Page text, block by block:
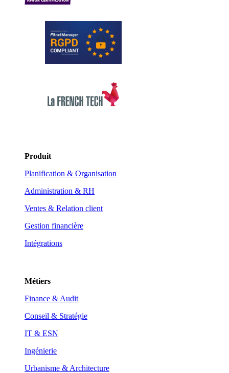
Produit
Planification & Organisation
Administration & RH
Ventes & Relation client
Gestion financière
Intégrations
Métiers
Finance & Audit
Conseil & Stratégie
IT & ESN
Ingénierie
Urbanisme & Architecture